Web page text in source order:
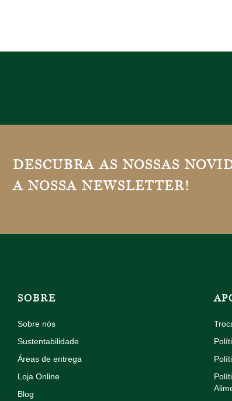
DESCUBRA AS NOSSAS
A NOSSA NEWSLETTER!
SOBRE
Sobre nós
Sustentabilidade
Áreas de entrega
Loja Online
Blog